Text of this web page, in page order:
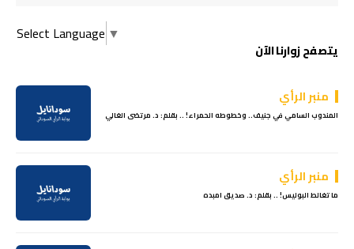
Select Language ▼
يتصفح زوارنا الآن
منبر الرأي
المندوب السامي في جنيف.. وخطوطه الحمراء! .. بقلم: د. مرتضى الغالي
منبر الرأي
ما تغالط البوليس! .. بقلم: د. صديق امبده